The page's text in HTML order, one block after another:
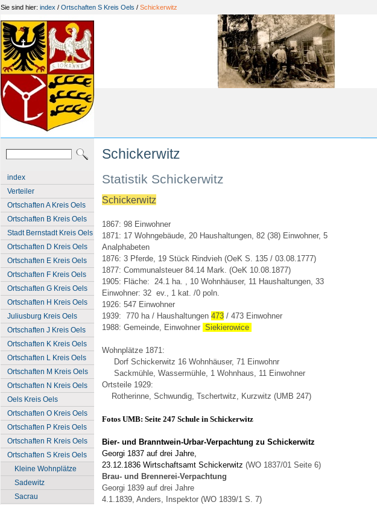
Sie sind hier: index / Ortschaften S Kreis Oels / Schickerwitz
index
Verteiler
Ortschaften A Kreis Oels
Ortschaften B Kreis Oels
Stadt Bernstadt Kreis Oels
Ortschaften D Kreis Oels
Ortschaften E Kreis Oels
Ortschaften F Kreis Oels
Ortschaften G Kreis Oels
Ortschaften H Kreis Oels
Juliusburg Kreis Oels
Ortschaften J Kreis Oels
Ortschaften K Kreis Oels
Ortschaften L Kreis Oels
Ortschaften M Kreis Oels
Ortschaften N Kreis Oels
Oels Kreis Oels
Ortschaften O Kreis Oels
Ortschaften P Kreis Oels
Ortschaften R Kreis Oels
Ortschaften S Kreis Oels
Kleine Wohnplätze
Sadewitz
Sacrau
Schickerwitz
Statistik Schickerwitz
Schickerwitz
1867: 98 Einwohner
1871: 17 Wohngebäude, 20 Haushaltungen, 82 (38) Einwohner, 5
Analphabeten
1876: 3 Pferde, 19 Stück Rindvieh (OeK S. 135 / 03.08.1777)
1877: Communalsteuer 84.14 Mark. (OeK 10.08.1877)
1905: Fläche: 24.1 ha. , 10 Wohnhäuser, 11 Haushaltungen, 33
Einwohner: 32 ev., 1 kat. /0 poln.
1926: 547 Einwohner
1939: 770 ha / Haushaltungen 473 / 473 Einwohner
1988: Gemeinde, Einwohner Siekierowice
Wohnplätze 1871:
Dorf Schickerwitz 16 Wohnhäuser, 71 Einwohnr
Sackmühle, Wassermühle, 1 Wohnhaus, 11 Einwohner
Ortsteile 1929:
Rotherinne, Schwundig, Tschertwitz, Kurzwitz (UMB 247)
Fotos UMB: Seite 247 Schule in Schickerwitz
Bier- und Branntwein-Urbar-Verpachtung zu Schickerwitz
Georgi 1837 auf drei Jahre,
23.12.1836 Wirtschaftsamt Schickerwitz (WO 1837/01 Seite 6)
Brau- und Brennerei-Verpachtung
Georgi 1839 auf drei Jahre
4.1.1839, Anders, Inspektor (WO 1839/1 S. 7)